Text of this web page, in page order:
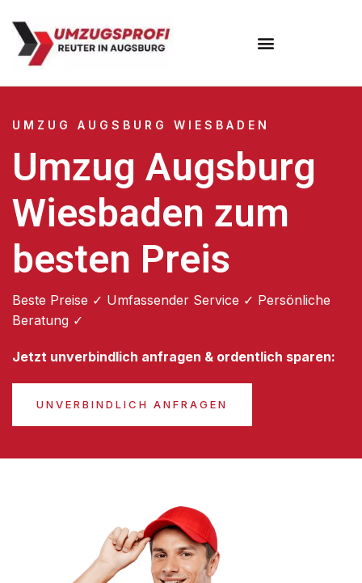
UMZUG AUGSBURG WIESBADEN
Umzug Augsburg
Wiesbaden zum
besten Preis
Beste Preise ✓ Umfassender Service ✓ Persönliche
Beratung ✓
Jetzt unverbindlich anfragen & ordentlich sparen:
UNVERBINDLICH ANFRAGEN